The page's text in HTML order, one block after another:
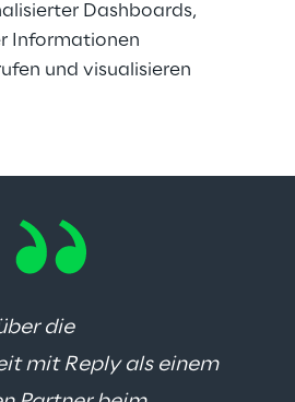
Dashboards,
Informationen
und visualisieren
die
mit Reply als einem